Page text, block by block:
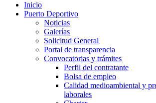
Inicio
Puerto Deportivo
Noticias
Galerías
Solicitud General
Portal de transparencia
Convocatorias y trámites
Perfil del contratante
Bolsa de empleo
Calidad medioambiental y
laborales